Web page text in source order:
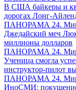
В США байкеры и
дорогах Лонг-
ПАНОРАМА 24.
Джедайский меч
миллионы долларов
ПАНОРАМА 24.
Ученица смогла
инструктор-пилот
ПАНОРАМА 24.
ИноСМИ: